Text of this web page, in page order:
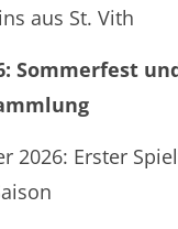
aus St. Vith
Sommerfest
2026: Erster